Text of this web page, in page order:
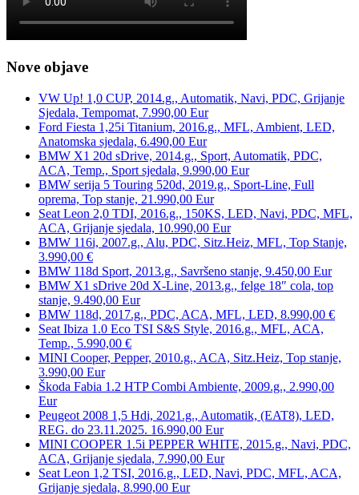
Nove objave
VW Up! 1,0 CUP, 2014.g., Automatik, Navi, PDC, Grijanje
Sjedala, Tempomat, 7.990,00 Eur
Ford Fiesta 1,25i Titanium, 2016.g., MFL, Ambient, LED,
Anatomska sjedala, 6.490,00 Eur
BMW X1 20d sDrive, 2014.g., Sport, Automatik, PDC,
ACA, Temp., Sport sjedala, 9.990,00 Eur
BMW serija 5 Touring 520d, 2019.g., Sport-Line, Full
oprema, Top stanje, 21.990,00 Eur
Seat Leon 2,0 TDI, 2016.g., 150KS, LED, Navi, PDC, MFL,
ACA, Grijanje sjedala, 10.990,00 Eur
BMW 116i, 2007.g., Alu, PDC, Sitz.Heiz, MFL, Top Stanje,
3.990,00 €
BMW 118d Sport, 2013.g., Savršeno stanje, 9.450,00 Eur
BMW X1 sDrive 20d X-Line, 2013.g., felge 18″ cola, top
stanje, 9.490,00 Eur
BMW 118d, 2017.g., PDC, ACA, MFL, LED, 8.990,00 €
Seat Ibiza 1.0 Eco TSI S&S Style, 2016.g., MFL, ACA,
Temp., 5.990,00 €
MINI Cooper, Pepper, 2010.g., ACA, Sitz.Heiz, Top stanje,
3.990,00 Eur
Škoda Fabia 1.2 HTP Combi Ambiente, 2009.g., 2.990,00
Eur
Peugeot 2008 1,5 Hdi, 2021.g., Automatik, (EAT8), LED,
REG. do 23.11.2025. 16.990,00 Eur
MINI COOPER 1.5i PEPPER WHITE, 2015.g., Navi, PDC,
ACA, Grijanje sjedala, 7.990,00 Eur
Seat Leon 1,2 TSI, 2016.g., LED, Navi, PDC, MFL, ACA,
Grijanje sjedala, 8.990,00 Eur